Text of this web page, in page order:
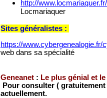
http://
Locmariaquer
Sites généralistes :
https://www.cybergenealogie.fr/
web dans sa spécialité
Geneanet : Le plus génial et
Pour consulter (
actuellement.